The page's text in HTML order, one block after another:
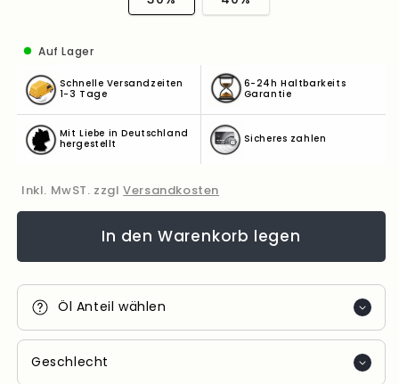
Auf Lager
Schnelle Versandzeiten
1-3 Tage
6-24h Haltbarkeits
Garantie
Mit Liebe in Deutschland
hergestellt
Sicheres zahlen
Inkl. MwST. zzglVersandkosten
In den Warenkorb legen
Öl Anteil wählen
Geschlecht